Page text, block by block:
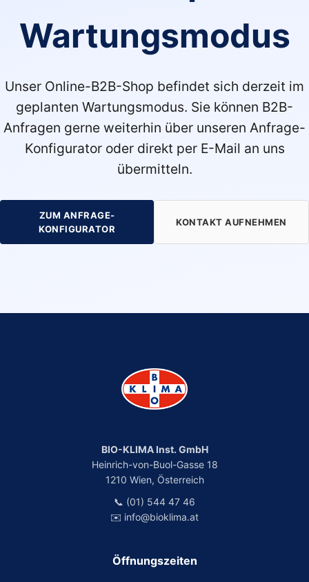
Wartungsmodus
Unser Online-B2B-Shop befindet sich derzeit im
geplanten Wartungsmodus. Sie können B2B-
Anfragen gerne weiterhin über unseren Anfrage-
Konfigurator oder direkt per E-Mail an uns
übermitteln.
ZUM ANFRAGE-
KONFIGURATOR
KONTAKT AUFNEHMEN
BIO-KLIMA Inst. GmbH
Heinrich-von-Buol-Gasse 18
1210 Wien, Österreich
📞 (01) 544 47 46
✉️ info@bioklima.at
Öffnungszeiten